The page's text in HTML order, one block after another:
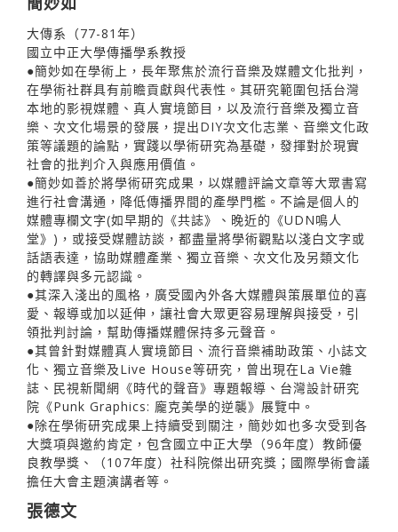
大傳系（77-81年）
國立中正大學傳播學系教授
●簡妙如在學術上，長年聚焦於流行音樂及媒體文化批判，
在學術社群具有前瞻貢獻與代表性。其研究範圍包括台灣
本地的影視媒體、真人實境節目，以及流行音樂及獨立音
樂、次文化場景的發展，提出DIY次文化志業、音樂文化政
策等議題的論點，實踐以學術研究為基礎，發揮對於現實
社會的批判介入與應用價值。
●簡妙如善於將學術研究成果，以媒體評論文章等大眾書寫
進行社會溝通，降低傳播界間的產學門檻。不論是個人的
媒體專欄文字(如早期的《共誌》、晚近的《UDN鳴人
堂》)，或接受媒體訪談，都盡量將學術觀點以淺白文字或
話語表達，協助媒體產業、獨立音樂、次文化及另類文化
的轉譯與多元認識。
●其深入淺出的風格，廣受國內外各大媒體與策展單位的喜
愛、報導或加以延伸，讓社會大眾更容易理解與接受，引
領批判討論，幫助傳播媒體保持多元聲音。
●其曾針對媒體真人實境節目、流行音樂補助政策、小誌文
化、獨立音樂及Live House等研究，曾出現在La Vie雜
誌、民視新聞網《時代的聲音》專題報導、台灣設計研究
院《Punk Graphics: 龐克美學的逆襲》展覽中。
●除在學術研究成果上持續受到關注，簡妙如也多次受到各
大獎項與邀約肯定，包含國立中正大學（96年度）教師優
良教學獎、（107年度）社科院傑出研究獎；國際學術會議
擔任大會主題演講者等。
張德文